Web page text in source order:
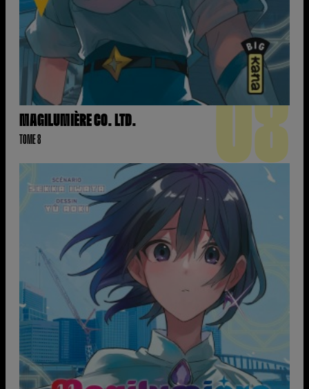
MAGILUMIÈRE CO. LTD.
TOME 8 08